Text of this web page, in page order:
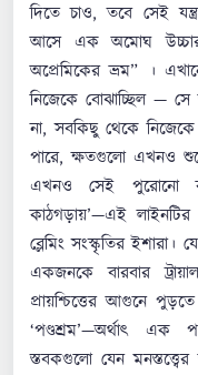
দিতে চাও, তবে সেই
আসে এক অমোঘ
অপ্রেমিকের ভ্রম” ।
নিজেকে বোঝাচ্ছিল —
না, সবকিছু থেকে
পারে, ক্ষতগুলো এখনও
এখনও সেই পুরোনো
কাঠগড়ায়’—এই
ব্লেমিং সংস্কৃতির
একজনকে বারবার
প্রায়শ্চিত্তের আগুনে
‘পণ্ডশ্রম’—অর্থাৎ
স্তবকগুলো যেন